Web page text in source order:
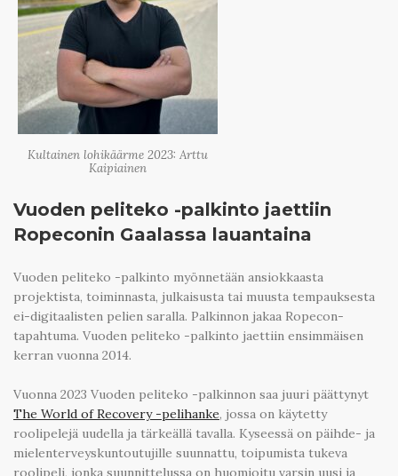
Kultainen lohikäärme 2023: Arttu
Kaipiainen
Vuoden peliteko -palkinto jaettiin
Ropeconin Gaalassa lauantaina
Vuoden peliteko -palkinto myönnetään ansiokkaasta
projektista, toiminnasta, julkaisusta tai muusta tempauksesta
ei-digitaalisten pelien saralla. Palkinnon jakaa Ropecon-
tapahtuma. Vuoden peliteko -palkinto jaettiin ensimmäisen
kerran vuonna 2014.
Vuonna 2023 Vuoden peliteko -palkinnon saa juuri päättynyt
The World of Recovery -pelihanke, jossa on käytetty
roolipelejä uudella ja tärkeällä tavalla. Kyseessä on päihde- ja
mielenterveyskuntoutujille suunnattu, toipumista tukeva